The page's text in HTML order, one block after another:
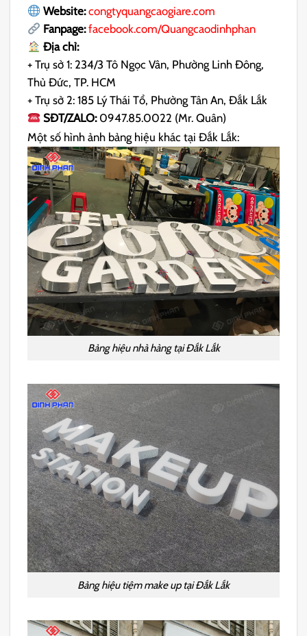
Website: congtyquangcaogiare.com
Fanpage: facebook.com/Quangcaodinhphan
Địa chỉ:
+ Trụ sở 1: 234/3 Tô Ngọc Vân, Phường Linh Đông,
Thủ Đức, TP. HCM
+ Trụ sở 2: 185 Lý Thái Tổ, Phường Tân An, Đắk Lắk
SĐT/ZALO:0947.85.0022 (Mr. Quân)
Một số hình ảnh bảng hiệu khác tại Đắk Lắk:
Bảng hiệu nhà hàng tại Đắk Lắk
Bảng hiệu tiệm make up tại Đắk Lắk